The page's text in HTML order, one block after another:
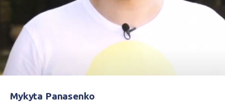
Mykyta Panasenko